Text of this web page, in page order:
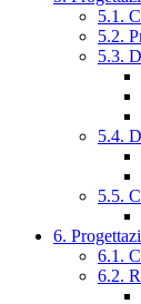
5.1.
5.2.
5.3.
5.4.
5.5.
6.
6.1.
6.2.